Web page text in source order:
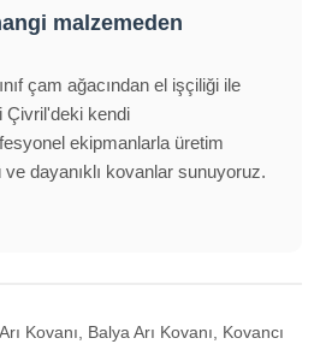
malzemeden
çam ağacından el işçiliği ile
Çivril'deki kendi
ekipmanlarla üretim
dayanıklı kovanlar sunuyoruz.
Kovanı, Balya Arı Kovanı, Kovancı